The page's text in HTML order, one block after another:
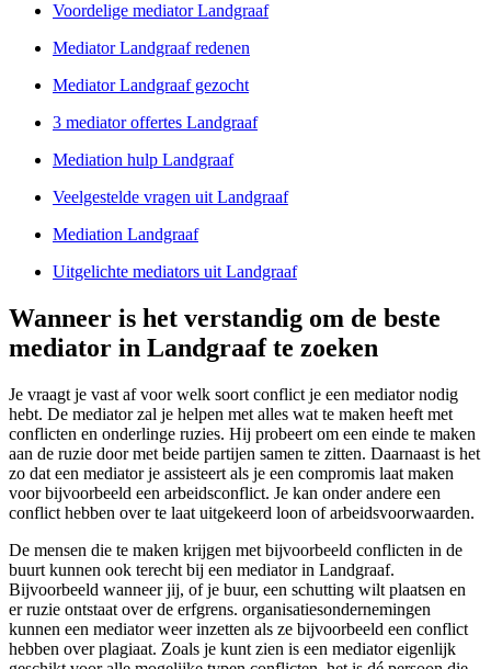
Voordelige mediator Landgraaf
Mediator Landgraaf redenen
Mediator Landgraaf gezocht
3 mediator offertes Landgraaf
Mediation hulp Landgraaf
Veelgestelde vragen uit Landgraaf
Mediation Landgraaf
Uitgelichte mediators uit Landgraaf
Wanneer is het verstandig om de beste
mediator in Landgraaf te zoeken
Je vraagt je vast af voor welk soort conflict je een mediator nodig
hebt. De mediator zal je helpen met alles wat te maken heeft met
conflicten en onderlinge ruzies. Hij probeert om een einde te maken
aan de ruzie door met beide partijen samen te zitten. Daarnaast is het
zo dat een mediator je assisteert als je een compromis laat maken
voor bijvoorbeeld een arbeidsconflict. Je kan onder andere een
conflict hebben over te laat uitgekeerd loon of arbeidsvoorwaarden.
De mensen die te maken krijgen met bijvoorbeeld conflicten in de
buurt kunnen ook terecht bij een mediator in Landgraaf.
Bijvoorbeeld wanneer jij, of je buur, een schutting wilt plaatsen en
er ruzie ontstaat over de erfgrens. organisatiesondernemingen
kunnen een mediator weer inzetten als ze bijvoorbeeld een conflict
hebben over plagiaat. Zoals je kunt zien is een mediator eigenlijk